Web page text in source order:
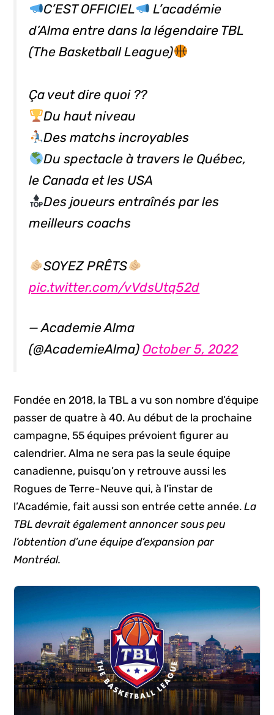
C’EST OFFICIEL
L’académie
d’Alma entre dans la légendaire TBL
(The Basketball League)
Ça veut dire quoi ??
Du haut niveau
Des matchs incroyables
Du spectacle à travers le Québec,
le Canada et les USA
Des joueurs entraînés par les
meilleurs coachs
SOYEZ PRÊTS
pic.twitter.com/vVdsUtq52d
— Academie Alma
(@AcademieAlma) October 5, 2022
Fondée en 2018, la TBL a vu son nombre d’équipe
passer de quatre à 40. Au début de la prochaine
campagne, 55 équipes prévoient figurer au
calendrier. Alma ne sera pas la seule équipe
canadienne, puisqu’on y retrouve aussi les
Rogues de Terre-Neuve qui, à l’instar de
l’Académie, fait aussi son entrée cette année.La
TBL devrait également annoncer sous peu
l’obtention d’une équipe d’expansion par
Montréal.